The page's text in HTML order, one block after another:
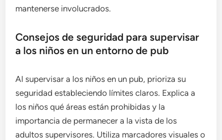
mantenerse involucrados.
Consejos de seguridad para supervisar
a los niños en un entorno de pub
Al supervisar a los niños en un pub, prioriza su
seguridad estableciendo límites claros. Explica a
los niños qué áreas están prohibidas y la
importancia de permanecer a la vista de los
adultos supervisores. Utiliza marcadores visuales o